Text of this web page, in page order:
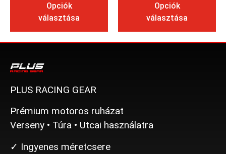
Opciók
választása
Opciók
választása
PLUS RACING GEAR
Prémium motoros ruházat
Verseny • Túra • Utcai használatra
✓ Ingyenes méretcsere